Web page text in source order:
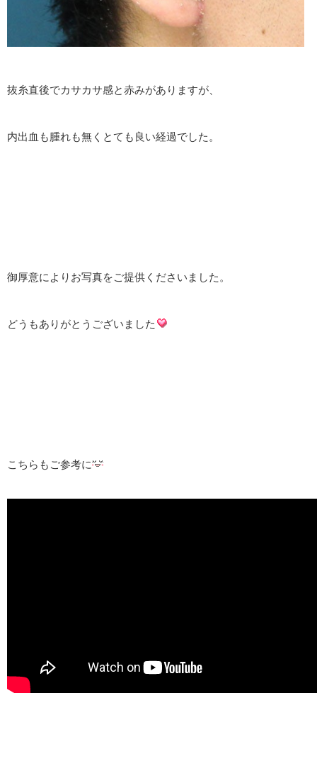
抜糸直後でカサカサ感と赤みがありますが、
内出血も腫れも無くとても良い経過でした。
御厚意によりお写真をご提供くださいました。
どうもありがとうございました
こちらもご参考に